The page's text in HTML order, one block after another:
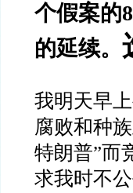
个假案的
的延续。
我明天早
腐败和种
特朗普”而
求我时不